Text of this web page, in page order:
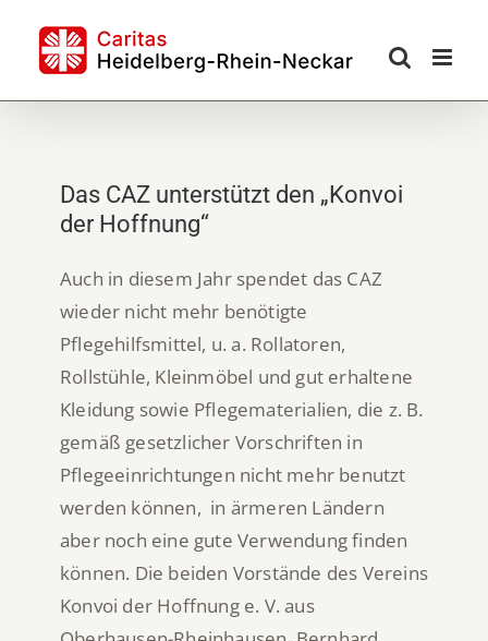
content
Das CAZ unterstützt den „Konvoi
der Hoffnung“
Auch in diesem Jahr spendet das CAZ
wieder nicht mehr benötigte
Pflegehilfsmittel, u. a. Rollatoren,
Rollstühle, Kleinmöbel und gut erhaltene
Kleidung sowie Pflegematerialien, die z. B.
gemäß gesetzlicher Vorschriften in
Pflegeeinrichtungen nicht mehr benutzt
werden können, in ärmeren Ländern
aber noch eine gute Verwendung finden
können. Die beiden Vorstände des Vereins
Konvoi der Hoffnung e. V. aus